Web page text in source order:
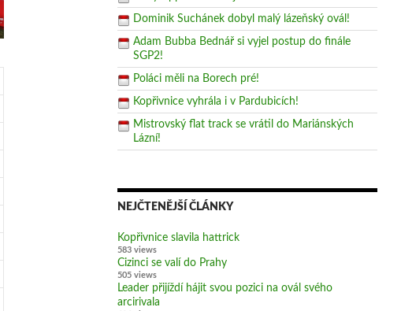
Dominik Suchánek dobyl malý lázeňský ovál!
Adam Bubba Bednář si vyjel postup do finále
SGP2!
Poláci měli na Borech pré!
Kopřivnice vyhrála i v Pardubicích!
Mistrovský flat track se vrátil do Mariánských
Lázní!
NEJČTENĚJŠÍ ČLÁNKY
Kopřivnice slavila hattrick
583 views
Cizinci se valí do Prahy
505 views
Leader přijíždí hájit svou pozici na ovál svého
arcirivala